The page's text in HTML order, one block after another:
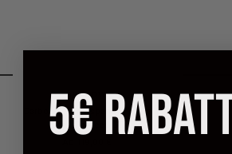
FLOW DOWN®
Carbon Lenkradspange für Kia
Ceed/Proceed GT
5€